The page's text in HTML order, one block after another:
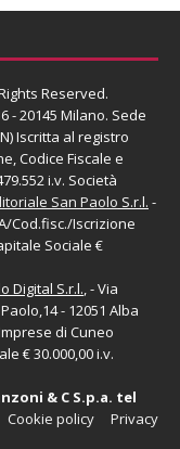
Reserved.
- 20145 Milano. Sede
Iscritta al registro
Codice Fiscale e
i.v. Società
San Paolo S.r.l. -
Cod.fisc./Iscrizione
Sociale €
Digital S.r.l., - Via
- 12051 Alba
di Cuneo
€ 30.000,00 i.v.
& C S.p.a. tel
Privacy
Cookie policy